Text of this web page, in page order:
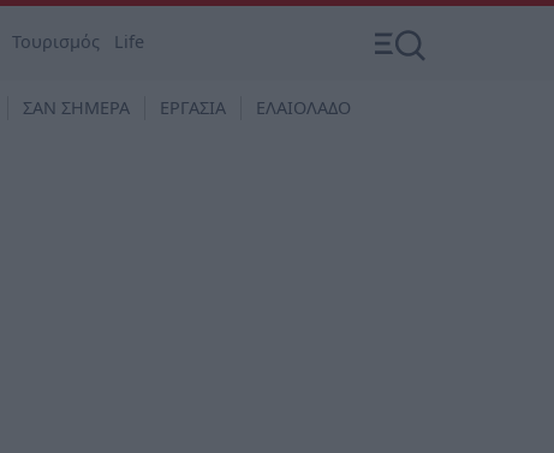
Τουρισμός Life
ΣΑΝ ΣΗΜΕΡΑ ΕΡΓΑΣΙΑ ΕΛΑΙΟΛΑΔΟ